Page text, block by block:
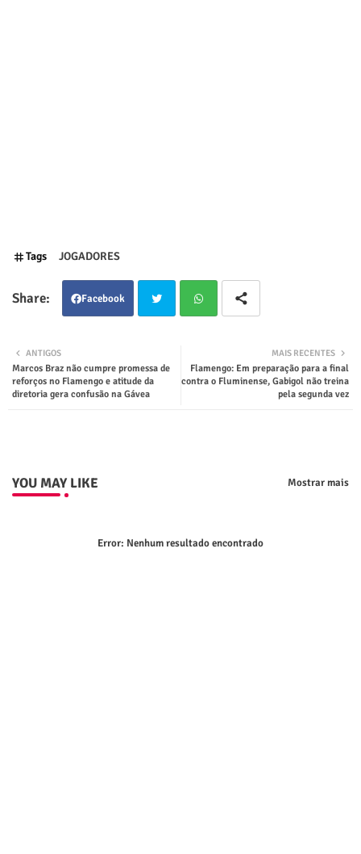
Tags JOGADORES
Facebook
ter tsap
MAIS RECENTES
Flamengo: Em preparação para a final
contra o Fluminense, Gabigol não treina
pela segunda vez
ANTIGOS
Marcos Braz não cumpre promessa de
reforços no Flamengo e atitude da
diretoria gera confusão na Gávea
YOU MAY LIKE Mostrar mais
Error: Nenhum resultado encontrado